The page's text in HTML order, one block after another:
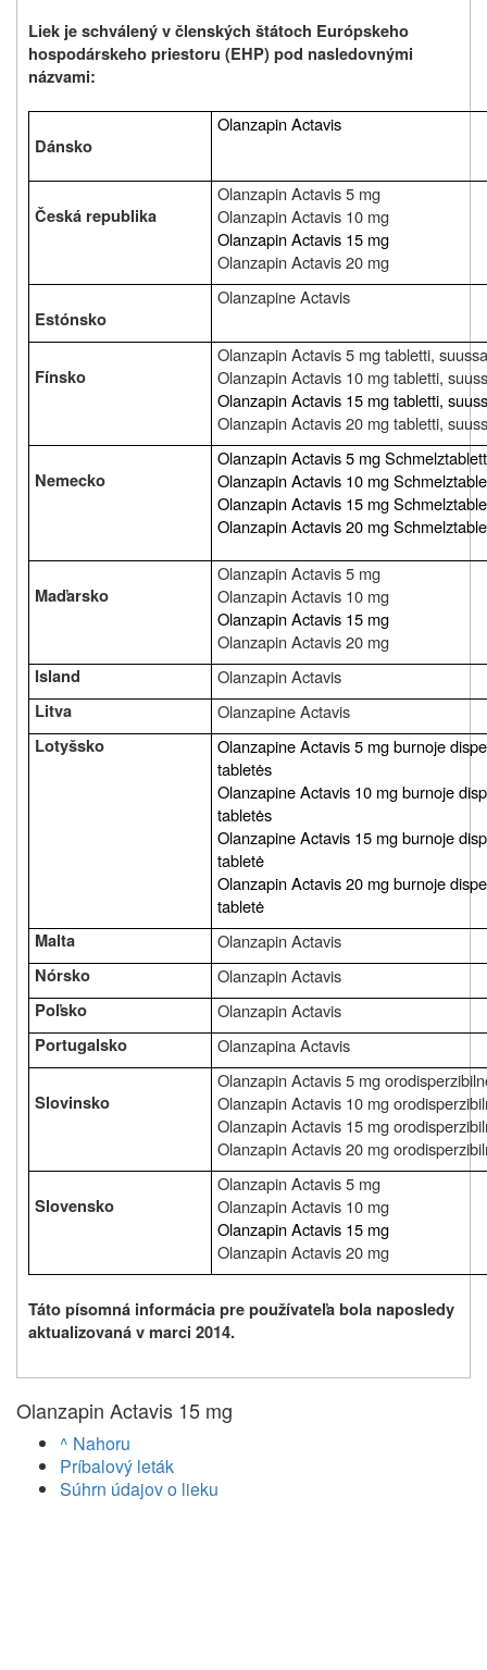
Liek je schválený v členských štátoch Európskeho
hospodárskeho priestoru (EHP) pod nasledovnými
názvami:
Dánsko
Olanzapin Actavis
Česká republika
Olanzapin Actavis 5 mg
Olanzapin Actavis 10 mg
Olanzapin Actavis 15 mg
Olanzapin Actavis 20 mg
Estónsko
Olanzapine Actavis
Fínsko
Olanzapin Actavis 5 mg tabletti,
Olanzapin Actavis 10 mg tabletti,
Olanzapin Actavis 15 mg tabletti,
Olanzapin Actavis 20 mg tabletti,
Nemecko
Olanzapin Actavis 5 mg
Olanzapin Actavis 10 mg
Olanzapin Actavis 15 mg
Olanzapin Actavis 20 mg
Maďarsko
Olanzapin Actavis 5 mg
Olanzapin Actavis 10 mg
Olanzapin Actavis 15 mg
Olanzapin Actavis 20 mg
Island
Olanzapin Actavis
Litva
Olanzapine Actavis
Lotyšsko
Olanzapine Actavis 5 mg burnoje
tabletės
Olanzapine Actavis 10 mg burnoje
tabletės
Olanzapine Actavis 15 mg burnoje
tabletė
Olanzapin Actavis 20 mg burnoje
tabletė
Malta
Olanzapin Actavis
Nórsko
Olanzapin Actavis
Poľsko
Olanzapin Actavis
Portugalsko
Olanzapina Actavis
Slovinsko
Olanzapin Actavis 5 mg
Olanzapin Actavis 10 mg
Olanzapin Actavis 15 mg
Olanzapin Actavis 20 mg
Slovensko
Olanzapin Actavis 5 mg
Olanzapin Actavis 10 mg
Olanzapin Actavis 15 mg
Olanzapin Actavis 20 mg
Táto písomná informácia pre používateľa bola naposledy
aktualizovaná v marci 2014.
Olanzapin Actavis 15 mg
^ Nahoru
Príbalový leták
Súhrn údajov o lieku